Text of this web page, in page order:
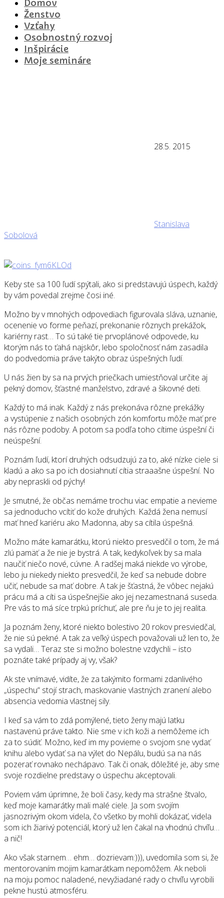
Domov
Ženstvo
Vzťahy
Osobnostný rozvoj
Inšpirácie
Moje semináre
28.5. 2015
Stanislava
Sobolová
Keby ste sa 100 ľudí spýtali, ako si predstavujú úspech, každý
by vám povedal zrejme čosi iné.
Možno by v mnohých odpovediach figurovala sláva, uznanie,
ocenenie vo forme peňazí, prekonanie rôznych prekážok,
kariérny rast… To sú také tie prvoplánové odpovede, ku
ktorým nás to ťahá najskôr, lebo spoločnosť nám zasadila
do podvedomia práve takýto obraz úspešných ľudí.
U nás žien by sa na prvých priečkach umiestňoval určite aj
pekný domov, šťastné manželstvo, zdravé a šikovné deti.
Každý to má inak. Každý z nás prekonáva rôzne prekážky
a vystúpenie z našich osobných zón komfortu môže mať pre
nás rôzne podoby. A potom sa podľa toho cítime úspešní či
neúspešní.
Poznám ľudí, ktorí druhých odsudzujú za to, aké nízke ciele si
kladú a ako sa po ich dosiahnutí cítia straaašne úspešní. No
aby nepraskli od pýchy!
Je smutné, že občas nemáme trochu viac empatie a nevieme
sa jednoducho vcítiť do kože druhých. Každá žena nemusí
mať hneď kariéru ako Madonna, aby sa cítila úspešná.
Možno máte kamarátku, ktorú niekto presvedčil o tom, že má
zlú pamäť a že nie je bystrá. A tak, kedykoľvek by sa mala
naučiť niečo nové, cúvne. A radšej maká niekde vo výrobe,
lebo ju niekedy niekto presvedčil, že keď sa nebude dobre
učiť, nebude sa mať dobre. A tak je šťastná, že vôbec nejakú
prácu má a cíti sa úspešnejšie ako jej nezamestnaná suseda.
Pre vás to má síce trpkú príchuť, ale pre ňu je to jej realita.
Ja poznám ženy, ktoré niekto bolestivo 20 rokov presviedčal,
že nie sú pekné. A tak za veľký úspech považovali už len to, že
sa vydali… Teraz ste si možno bolestne vzdychli – isto
poznáte také prípady aj vy, však?
Ak ste vnímavé, vidíte, že za takýmito formami zdanlivého
„úspechu“ stojí strach, maskovanie vlastných zranení alebo
absencia vedomia vlastnej sily.
I keď sa vám to zdá pomýlené, tieto ženy majú latku
nastavenú práve takto. Nie sme v ich koži a nemôžeme ich
za to súdiť. Možno, keď im my povieme o svojom sne vydať
knihu alebo vydať sa na výlet do Nepálu, budú sa na nás
pozerať rovnako nechápavo. Tak či onak, dôležité je, aby sme
svoje rozdielne predstavy o úspechu akceptovali.
Poviem vám úprimne, že boli časy, kedy ma strašne štvalo,
keď moje kamarátky mali malé ciele. Ja som svojím
jasnozrivým okom videla, čo všetko by mohli dokázať, videla
som ich žiarivý potenciál, ktorý už len čakal na vhodnú chvíľu…
a nič!
Ako však starnem… ehm… dozrievam:))), uvedomila som si, že
mentorovaním mojim kamarátkam nepomôžem. Ak neboli
na moju pomoc naladené, nevyžiadané rady o chvíľu vyrobili
pekne hustú atmosféru.